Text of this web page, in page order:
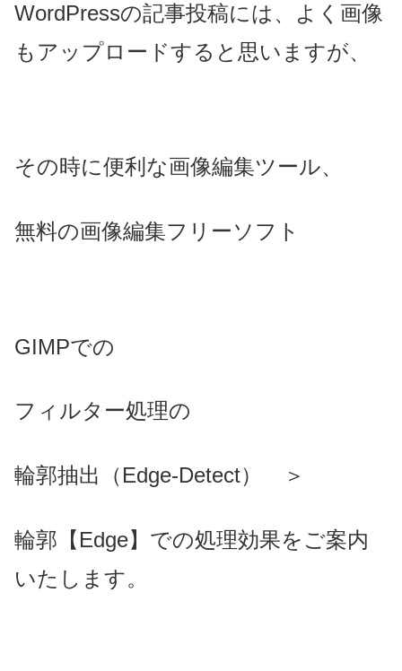
WordPressの記事投稿には、よく画像
もアップロードすると思いますが、
その時に便利な画像編集ツール、
無料の画像編集フリーソフト
GIMPでの
フィルター処理の
輪郭抽出（Edge-Detect） ＞
輪郭【Edge】での処理効果をご案内
いたします。